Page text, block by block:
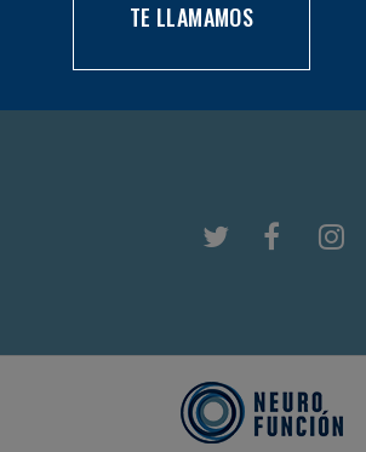
TE LLAMAMOS